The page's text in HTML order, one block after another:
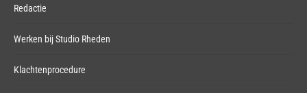
Redactie
Werken bij Studio Rheden
Klachtenprocedure